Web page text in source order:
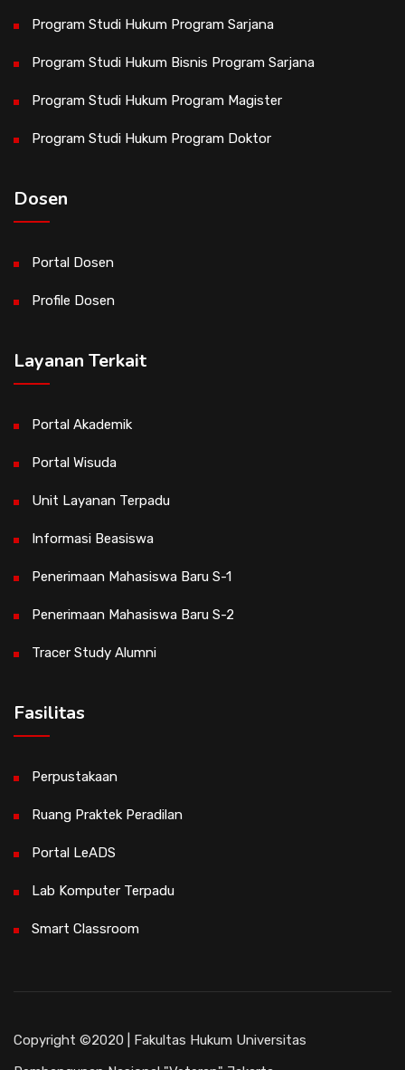
Program Studi Hukum Program Sarjana
Program Studi Hukum Bisnis Program Sarjana
Program Studi Hukum Program Magister
Program Studi Hukum Program Doktor
Dosen
Portal Dosen
Profile Dosen
Layanan Terkait
Portal Akademik
Portal Wisuda
Unit Layanan Terpadu
Informasi Beasiswa
Penerimaan Mahasiswa Baru S-1
Penerimaan Mahasiswa Baru S-2
Tracer Study Alumni
Fasilitas
Perpustakaan
Ruang Praktek Peradilan
Portal LeADS
Lab Komputer Terpadu
Smart Classroom
Copyright ©2020 | Fakultas Hukum Universitas